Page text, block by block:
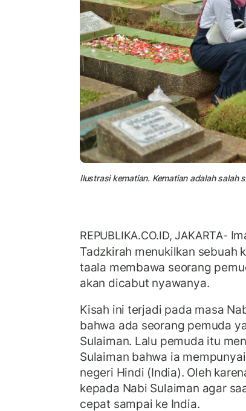
Ilustrasi kematian. Kematian adalah salah
REPUBLIKA.CO.ID, JAKARTA-
Tadzkirah menukilkan sebuah
taala membawa seorang
akan dicabut nyawanya.
Kisah ini terjadi pada masa
bahwa ada seorang pemuda
Sulaiman. Lalu pemuda itu
Sulaiman bahwa ia
negeri Hindi (India). Oleh
kepada Nabi Sulaiman agar
cepat sampai ke India.